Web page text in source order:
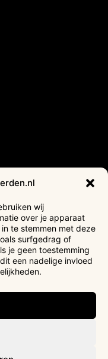
wij
over je apparaat
te stemmen met deze
surfgedrag of
je geen toestemming
een nadelige invloed